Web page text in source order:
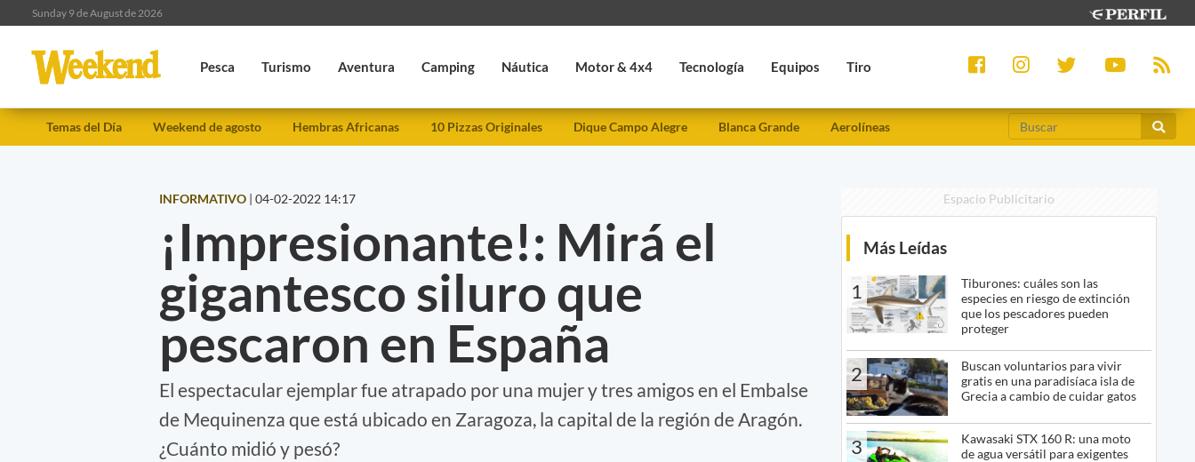
Sunday 9 de August de 2026
Pesca Turismo Aventura Camping Náutica Motor & 4x4 Tecnología Equipos Tiro
Temas del Día Weekend de agosto Hembras Africanas 10 Pizzas Originales Dique Campo Alegre Blanca Grande Aerolíneas
INFORMATIVO | 04-02-2022 14:17
¡Impresionante!: Mirá el
gigantesco siluro que
pescaron en España
El espectacular ejemplar fue atrapado por una mujer y tres amigos en el Embalse
de Mequinenza que está ubicado en Zaragoza, la capital de la región de Aragón.
¿Cuánto midió y pesó?
Espacio Publicitario
Más Leídas
1
Tiburones: cuáles son las
especies en riesgo de extinción
que los pescadores pueden
proteger
2
Buscan voluntarios para vivir
gratis en una paradisíaca isla de
Grecia a cambio de cuidar gatos
3
Kawasaki STX 160 R: una moto
de agua versátil para exigentes